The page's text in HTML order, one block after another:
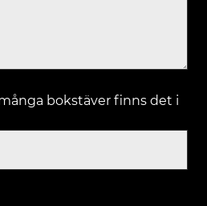
bokstäver finns det i